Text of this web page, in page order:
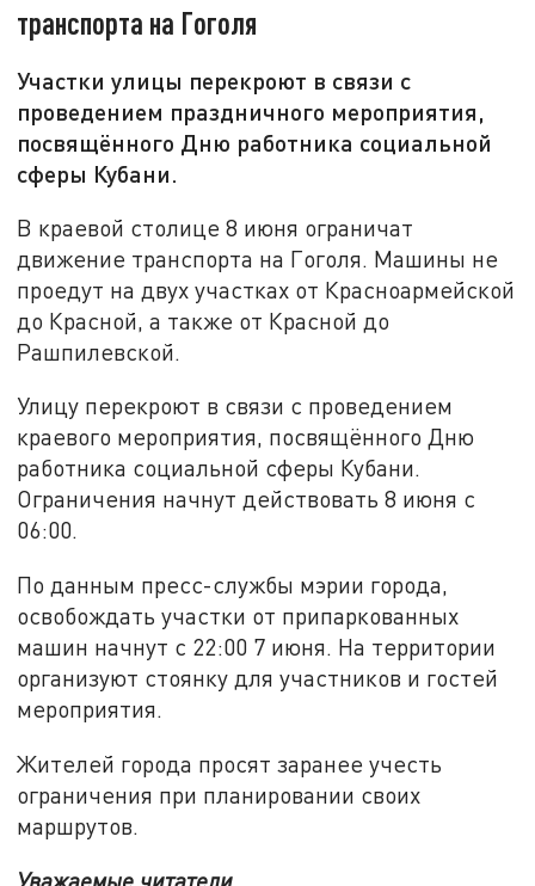
транспорта на Гоголя
Участки улицы перекроют в связи с
проведением праздничного мероприятия,
посвящённого Дню работника социальной
сферы Кубани.
В краевой столице 8 июня ограничат
движение транспорта на Гоголя. Машины не
проедут на двух участках от Красноармейской
до Красной, а также от Красной до
Рашпилевской.
Улицу перекроют в связи с проведением
краевого мероприятия, посвящённого Дню
работника социальной сферы Кубани.
Ограничения начнут действовать 8 июня с
06:00.
По данным пресс-службы мэрии города,
освобождать участки от припаркованных
машин начнут с 22:00 7 июня. На территории
организуют стоянку для участников и гостей
мероприятия.
Жителей города просят заранее учесть
ограничения при планировании своих
маршрутов.
Уважаемые читатели